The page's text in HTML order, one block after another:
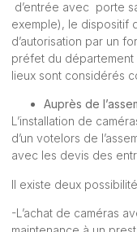
d’entrée avec porte
exemple), le dispositif
d’autorisation par un
préfet du
lieux sont considérés
Auprès de l’
L’installation de
d’un votelors de
avec les devis des
Il existe deux
-L’achat de caméras